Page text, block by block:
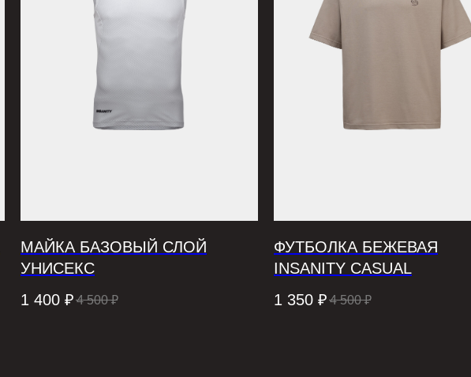
МАЙКА БАЗОВЫЙ СЛОЙ
УНИСЕКС
1 400 ₽ 4 500 ₽
ФУТБОЛКА БЕЖЕВАЯ
INSANITY CASUAL
1 350 ₽ 4 500 ₽